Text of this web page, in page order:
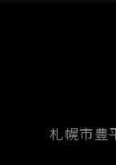
札幌市豊